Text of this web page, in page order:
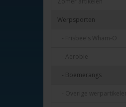
Werpsporten
- Frisbee's Wham-O
- Aerobie
- Boemerangs
- Overige werpartikelen